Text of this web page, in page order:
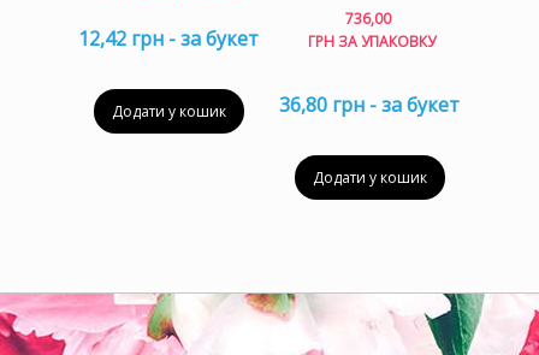
12,42 грн - за букет
Додати у кошик
736,00
ГРН ЗА УПАКОВКУціна:
упаковку.
36,80 грн - за букет
Додати у кошик